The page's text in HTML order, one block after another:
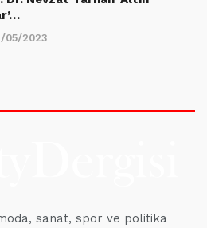
05/2023
sanat, spor ve politika